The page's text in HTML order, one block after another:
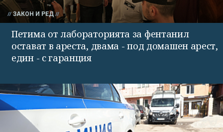
ЗАКОН И РЕД
Петима от лабораторията за фентанил
остават в ареста, двама - под домашен арест,
един - с гаранция